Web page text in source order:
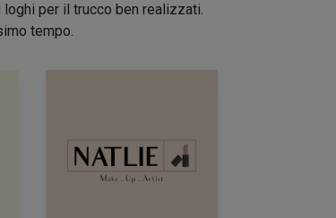
per il trucco ben realizzati.
tempo.